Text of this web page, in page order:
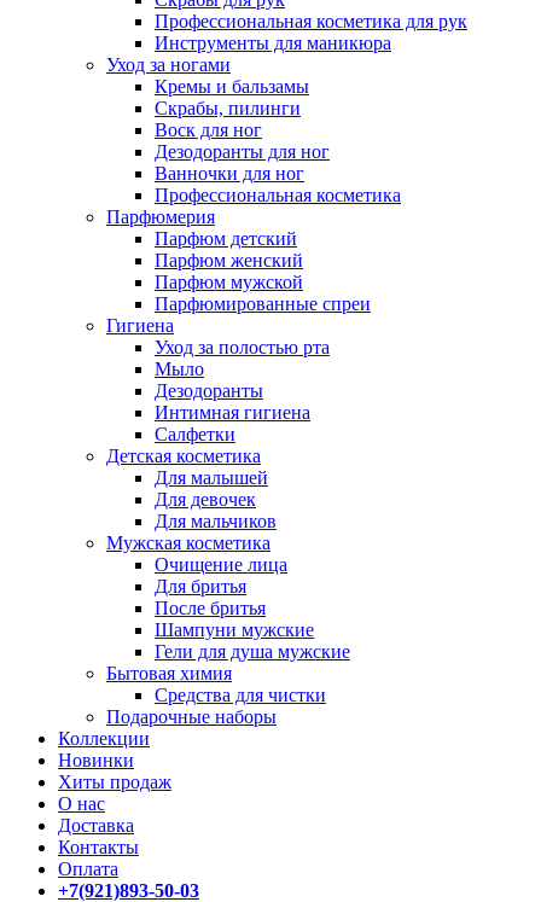
Профессиональная косметика для рук
Инструменты для маникюра
Уход за ногами
Кремы и бальзамы
Скрабы, пилинги
Воск для ног
Дезодоранты для ног
Ванночки для ног
Профессиональная косметика
Парфюмерия
Парфюм детский
Парфюм женский
Парфюм мужской
Парфюмированные спреи
Гигиена
Уход за полостью рта
Мыло
Дезодоранты
Интимная гигиена
Салфетки
Детская косметика
Для малышей
Для девочек
Для мальчиков
Мужская косметика
Очищение лица
Для бритья
После бритья
Шампуни мужские
Гели для душа мужские
Бытовая химия
Средства для чистки
Подарочные наборы
Коллекции
Новинки
Хиты продаж
О нас
Доставка
Контакты
Оплата
+7(921)893-50-03